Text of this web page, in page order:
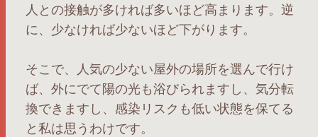
人との接触が多ければ多いほど高まります。逆
に、少なければ少ないほど下がります。
そこで、人気の少ない屋外の場所を選んで行け
ば、外にでて陽の光も浴びられますし、気分転
換できますし、感染リスクも低い状態を保てる
と私は思うわけです。